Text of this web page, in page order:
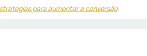
para aumentar a conversão